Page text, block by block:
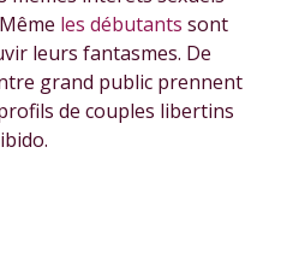
les débutants sont
leurs fantasmes. De
grand public prennent
de couples libertins